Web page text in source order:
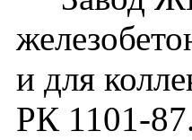
и для
РК 1101-